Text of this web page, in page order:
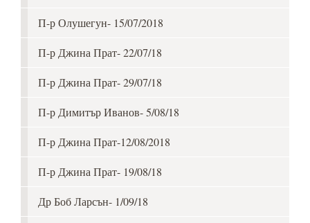
П-р Олушегун- 15/07/2018
П-р Джина Прат- 22/07/18
П-р Джина Прат- 29/07/18
П-р Димитър Иванов- 5/08/18
П-р Джина Прат-12/08/2018
П-р Джина Прат- 19/08/18
Др Боб Ларсън- 1/09/18